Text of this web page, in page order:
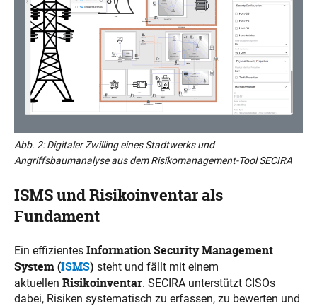
Abb. 2: Digitaler Zwilling eines Stadtwerks und
Angriffsbaumanalyse aus dem Risikomanagement-Tool SECIRA
ISMS und Risikoinventar als
Fundament
Ein effizientes Information Security Management
System (ISMS) steht und fällt mit einem
aktuellen Risikoinventar. SECIRA unterstützt CISOs
dabei, Risiken systematisch zu erfassen, zu bewerten und